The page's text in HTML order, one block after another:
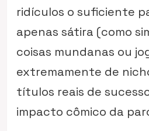
ridículos o suficiente
apenas sátira (como
coisas mundanas ou
extremamente de
títulos reais de
impacto cômico da